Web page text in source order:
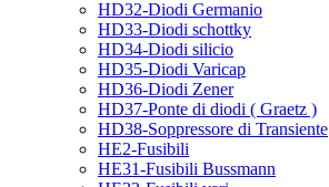
HD32-Diodi Germanio
HD33-Diodi schottky
HD34-Diodi silicio
HD35-Diodi Varicap
HD36-Diodi Zener
HD37-Ponte di diodi ( Graetz )
HD38-Soppressore di Transiente
HE2-Fusibili
HE31-Fusibili Bussmann